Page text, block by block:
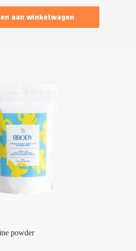
aan winkelwagen
powder